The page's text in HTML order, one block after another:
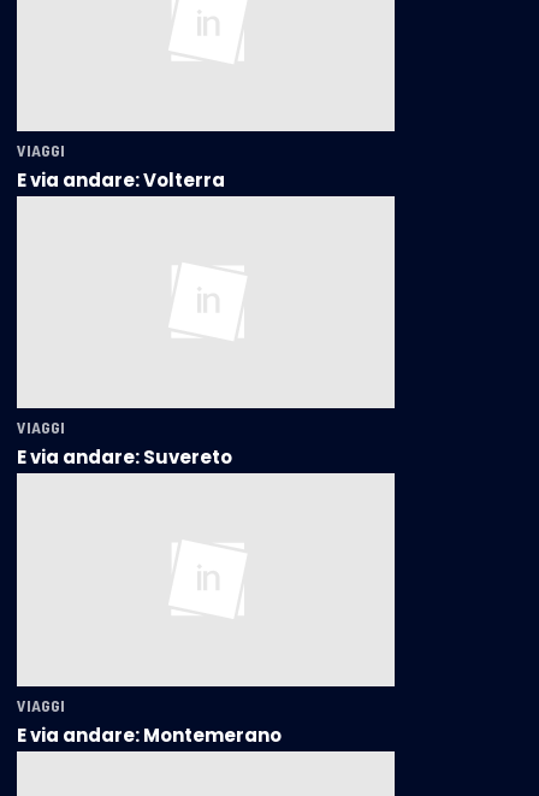
VIAGGI
E via andare: Volterra
VIAGGI
E via andare: Suvereto
VIAGGI
E via andare: Montemerano